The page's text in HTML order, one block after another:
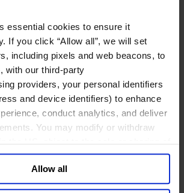
essential cookies to ensure it
If you click “Allow all”, we will set
including pixels and web beacons, to
with our third-party
providers, your personal identifiers
and device identifiers) to enhance
conduct analytics, and deliver
You may modify or withdraw
the US, object to the sale or sharing of
advertising, by clicking “Do Not
Information” in the footer of
opt-out of each device and each
Allow all
咨询团队
银行与金融市场
密货币与Web 3行业
业